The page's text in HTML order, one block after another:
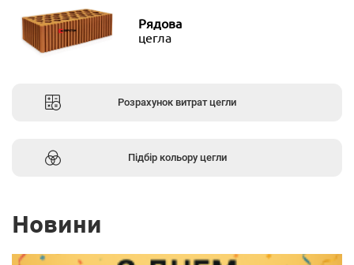
Новини
Рядова
цегла
Розрахунок витрат цегли
Підбір кольору цегли